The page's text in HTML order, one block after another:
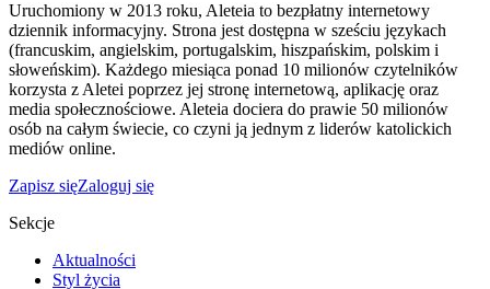
Uruchomiony w 2013 roku, Aleteia to bezpłatny internetowy
dziennik informacyjny. Strona jest dostępna w sześciu językach
(francuskim, angielskim, portugalskim, hiszpańskim, polskim i
słoweńskim). Każdego miesiąca ponad 10 milionów czytelników
korzysta z Aletei poprzez jej stronę internetową, aplikację oraz
media społecznościowe. Aleteia dociera do prawie 50 milionów
osób na całym świecie, co czyni ją jednym z liderów katolickich
mediów online.
Zapisz sięZaloguj się
Sekcje
Aktualności
Styl życia